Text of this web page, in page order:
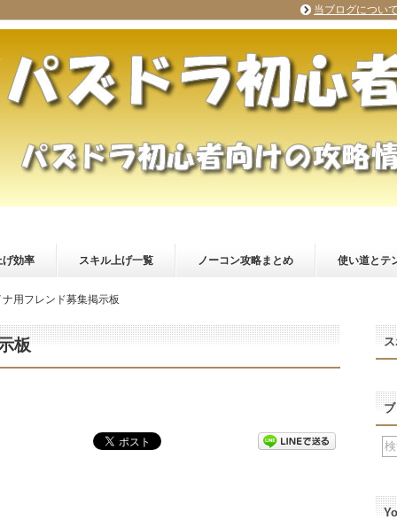
げ効率 スキル上げ一覧 ノーコン攻略まとめ 使い道とテ
ナ用フレンド募集掲示板
板
当ブログについて